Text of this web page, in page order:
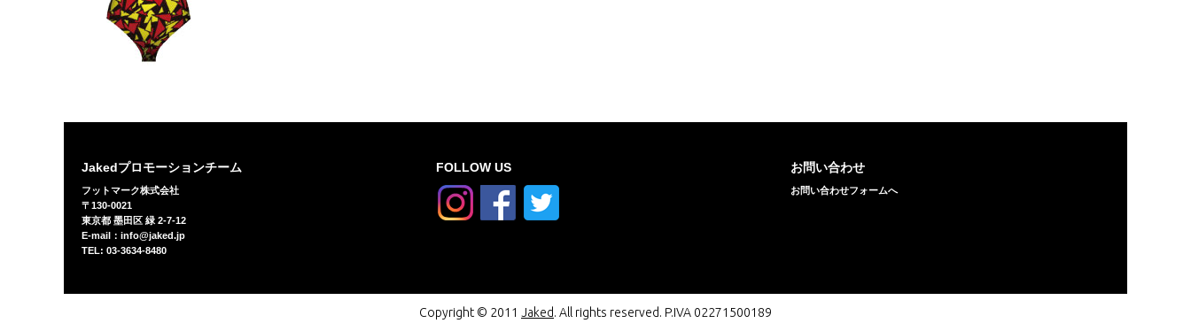
Jakedプロモーションチーム
フットマーク株式会社
〒130-0021
東京都 墨田区 緑 2-7-12
E-mail：info@jaked.jp
TEL: 03-3634-8480
FOLLOW US お問い合わせ
お問い合わせフォームへ
Copyright © 2011 Jaked. All rights reserved. P.IVA 02271500189